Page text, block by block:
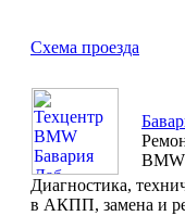
Схема проезда
BMW
Диагностика,
в АКПП, замена и